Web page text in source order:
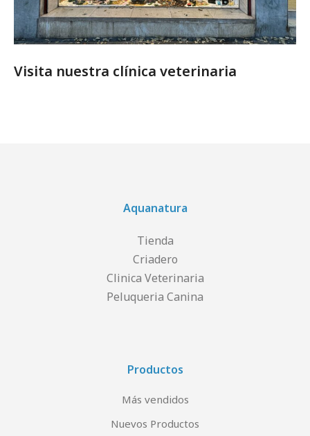
Visita nuestra clínica veterinaria
Aquanatura
Tienda
Criadero
Clinica Veterinaria
Peluqueria Canina
Productos
Más vendidos
Nuevos Productos